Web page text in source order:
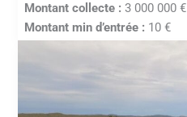
Montant collecte : 3 000 000 €
Montant min d’entrée : 10 €